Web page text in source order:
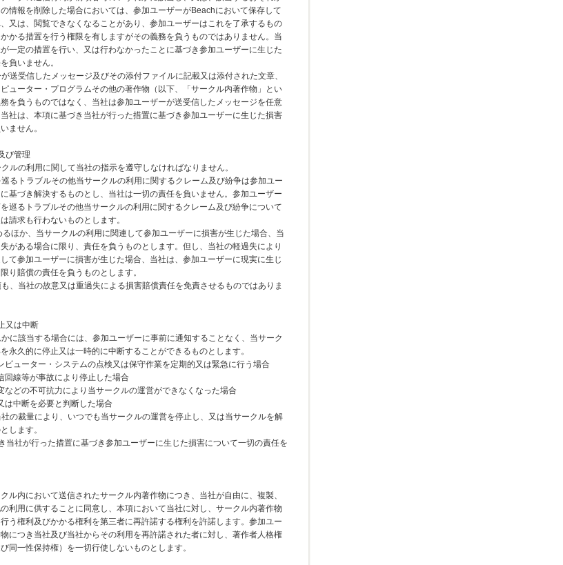
情報を削除した場合においては、参加ユーザーがBeachにおいて保存して
又は、閲覧できなくなることがあり、参加ユーザーはこれを了承するもの
かる措置を行う権限を有しますがその義務を負うものではありません。当
一定の措置を行い、又は行わなかったことに基づき参加ユーザーに生じた
負いません。
送受信したメッセージ及びその添付ファイルに記載又は添付された文章、
ューター・プログラムその他の著作物（以下、「サークル内著作物」とい
を負うものではなく、当社は参加ユーザーが送受信したメッセージを任意
社は、本項に基づき当社が行った措置に基づき参加ユーザーに生じた損害
ません。
び管理
ルの利用に関して当社の指示を遵守しなければなりません。
るトラブルその他当サークルの利用に関するクレーム及び紛争は参加ユー
基づき解決するものとし、当社は一切の責任を負いません。参加ユーザー
巡るトラブルその他当サークルの利用に関するクレーム及び紛争について
請求も行わないものとします。
ほか、当サークルの利用に関連して参加ユーザーに損害が生じた場合、当
がある場合に限り、責任を負うものとします。但し、当社の軽過失により
て参加ユーザーに損害が生じた場合、当社は、参加ユーザーに現実に生じ
り賠償の責任を負うものとします。
、当社の故意又は重過失による損害賠償責任を免責させるものではありま
又は中断
に該当する場合には、参加ユーザーに事前に通知することなく、当サーク
永久的に停止又は一時的に中断することができるものとします。
ピューター・システムの点検又は保守作業を定期的又は緊急に行う場合
回線等が事故により停止した場合
などの不可抗力により当サークルの運営ができなくなった場合
は中断を必要と判断した場合
の裁量により、いつでも当サークルの運営を停止し、又は当サークルを解
します。
当社が行った措置に基づき参加ユーザーに生じた損害について一切の責任を
ル内において送信されたサークル内著作物につき、当社が自由に、複製、
利用に供することに同意し、本項において当社に対し、サークル内著作物
う権利及びかかる権利を第三者に再許諾する権利を許諾します。参加ユー
につき当社及び当社からその利用を再許諾された者に対し、著作者人格権
同一性保持権）を一切行使しないものとします。